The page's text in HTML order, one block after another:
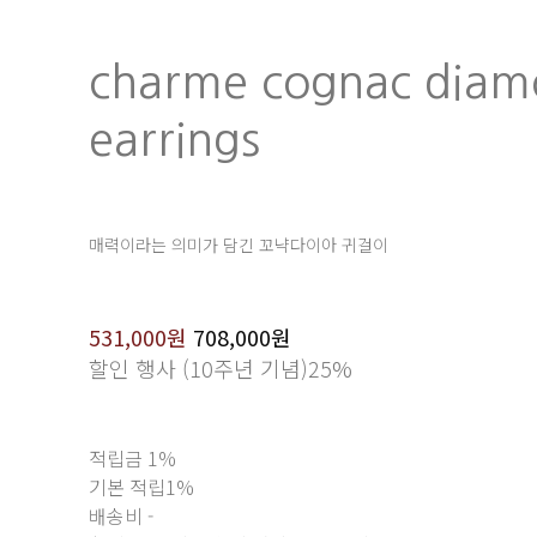
charme cognac
earrings
매력이라는 의미가 담긴 꼬냑다이아 귀걸이
531,000원 708,000원
할인 행사 (10주년 기념)25%
적립금 1%
기본 적립1%
배송비 -